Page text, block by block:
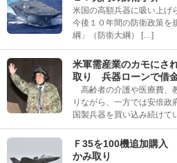
米国の高額兵器に吸い上
今後１０年間の防衛政策を
綱」（防衛大綱） […]
米軍需産業のカモにさ
取り 兵器ローンで借
高齢者の介護や医療費、
りながら、一方では安倍政
国製兵器を買い込み続けて
Ｆ35を100機追加購入
かみ取り